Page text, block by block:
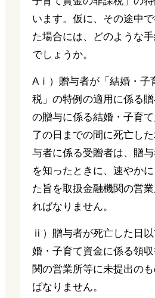
います。仮に、その途中
た場合には、どのような
でしょうか。
Aⅰ）贈与者が「結婚・子
税」の特例の適用に係る
の贈与に係る結婚・子育
了の日までの間に死亡し
与者に係る受贈者は、贈
を知ったときに、速やか
た旨を取扱金融機関の営
ればなりません。
ⅱ）贈与者が死亡した日
婚・子育て資金に係る領
関の営業所等に未提出の
ばなりません。